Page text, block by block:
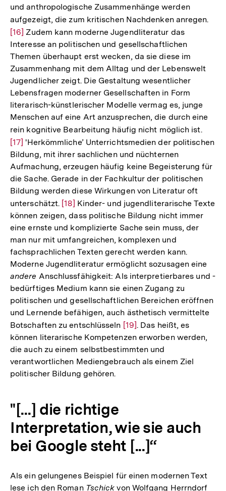
Auflösung
der
Fußnote
und anthropologische Zusammenhänge werden
aufgezeigt, die zum kritischen Nachdenken anregen.
[16] Zudem kann moderne Jugendliteratur das
Interesse an politischen und gesellschaftlichen
Themen überhaupt erst wecken, da sie diese im
Zusammenhang mit dem Alltag und der Lebenswelt
Jugendlicher zeigt. Die Gestaltung wesentlicher
Lebensfragen moderner Gesellschaften in Form
literarisch-künstlerischer Modelle vermag es, junge
Menschen auf eine Art anzusprechen, die durch eine
rein kognitive Bearbeitung häufig nicht möglich ist.Zur
[17] 'Herkömmliche’ Unterrichtsmedien der politischen
Bildung, mit ihrer sachlichen und nüchternen
Aufmachung, erzeugen häufig keine Begeisterung für
die Sache. Gerade in der Fachkultur der politischen
Bildung werden diese Wirkungen von Literatur oft
unterschätzt. Zur
Auflösung
der
Fußnote
[18] Kinder- und jugendliterarische Texte
können zeigen, dass politische Bildung nicht immer
eine ernste und komplizierte Sache sein muss, der
man nur mit umfangreichen, komplexen und
fachsprachlichen Texten gerecht werden kann.
Moderne Jugendliteratur ermöglicht sozusagen eine
andere Anschlussfähigkeit: Als interpretierbares und -
bedürftiges Medium kann sie einen Zugang zu
politischen und gesellschaftlichen Bereichen eröffnen
und Lernende befähigen, auch ästhetisch vermittelte
Botschaften zu entschlüsseln Zur
Auflösung
der
Fußnote
[19]. Das heißt, es
können literarische Kompetenzen erworben werden,
die auch zu einem selbstbestimmten und
verantwortlichen Mediengebrauch als einem Ziel
politischer Bildung gehören.
"[...] die richtige
Interpretation, wie sie auch
bei Google steht [...]“
Als ein gelungenes Beispiel für einen modernen Text
lese ich den Roman Tschick von Wolfgang Herrndorf